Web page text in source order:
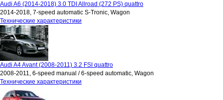
Audi A6 (2014-2018) 3.0 TDI Allroad (272 PS) quattro
2014-2018, 7-speed automatic S-Tronic, Wagon
Технические характеристики
Audi A4 Avant (2008-2011) 3.2 FSI quattro
2008-2011, 6-speed manual / 6-speed automatic, Wagon
Технические характеристики